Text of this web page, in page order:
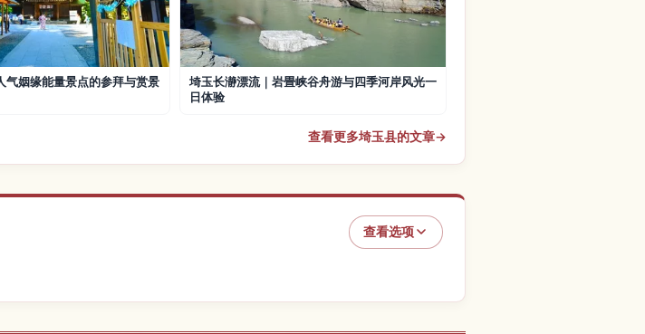
气姻缘能量景点的参拜与赏景
埼玉长瀞漂流｜岩畳峡谷舟游与四季河岸风光一
日体验
查看更多埼玉县的文章→
查看选项